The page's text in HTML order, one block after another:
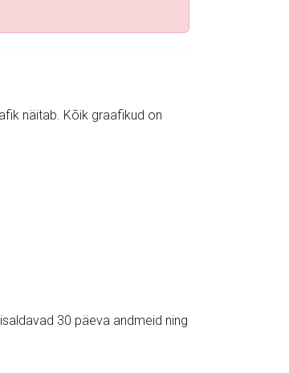
näitab. Kõik graafikud on
30 päeva andmeid ning